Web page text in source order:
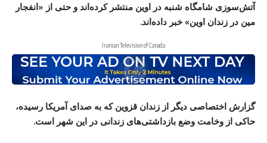
آتش‌سوزی شامگاه شنبه در اوین منتشر کرده‌اند و حتی از «انفجار
مین در زندان اوین» خبر داده‌اند.
Iranian Television of Canada
گزارش اختصاصی دیگر از زندان قزوین که به صدای آمریکا رسیده،
حاکی از وخامت وضع بازداشتی‌های زندانی در این شهر است.